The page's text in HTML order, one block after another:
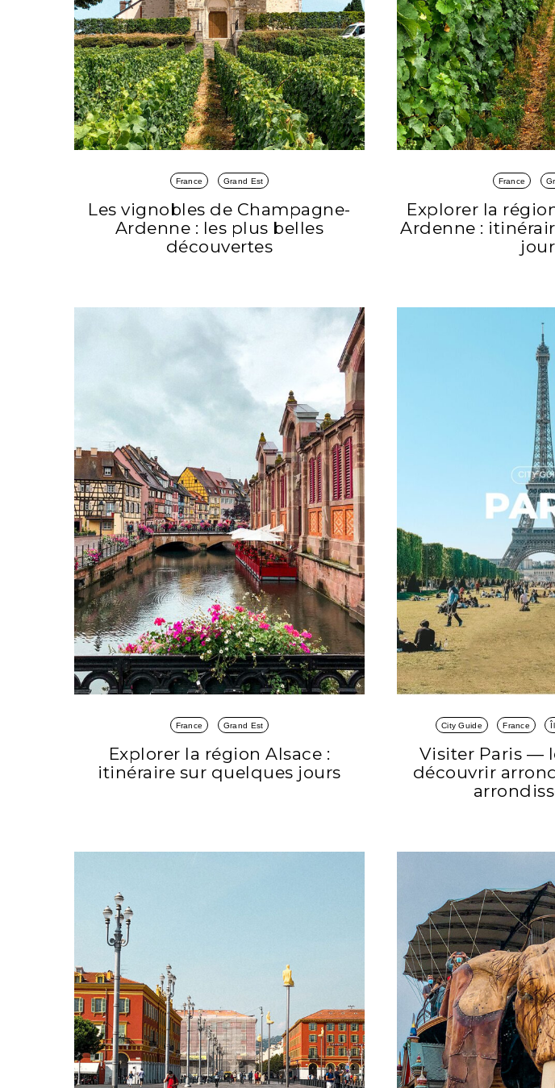
France Grand Est
Les vignobles de Champagne-
Ardenne : les plus belles
découvertes
France
Explorer la
Ardenne :
France Grand Est
Explorer la région Alsace :
itinéraire sur quelques jours
City Guide France
Visiter Paris —
découvrir